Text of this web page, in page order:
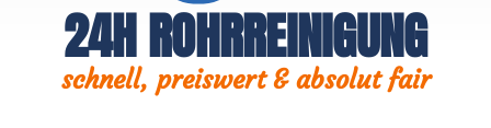
24H ROHRREINIGUNG
schnell, preiswert & absolut fair